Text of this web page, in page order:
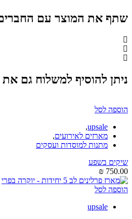
שתף את המוצר עם
ניתן להוסיף למשלוח גם
הוספה לסל
upsale
,
מארזים לאירועים,
מתנות למוסדות ועסקים
שיקים בשפע
₪ 750.00
הוספה לסל
upsale